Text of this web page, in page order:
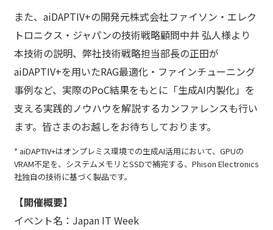
また、aiDAPTIV+の開発元株式会社ファイソン・エレク
トロニクス・ジャパンの技術戦略顧問中井 弘人様より
本技術の説明、弊社技術戦略担当部長の正田が
aiDAPTIV+を用いたRAG最適化・ファインチューニング
事例など、実際のPoC結果をもとに「生成AI内製化」を
支える実践的ノウハウを解説するカンファレンスも行い
ます。皆さまのお越しをお待ちしております。
* aiDAPTIV+はオンプレミス環境での生成AI活用において、GPUの
VRAM不足を、システムメモリとSSDで補完する、Phison Electronics
社独自の技術に基づく製品です。
【開催概要】
イベント名：Japan IT Week